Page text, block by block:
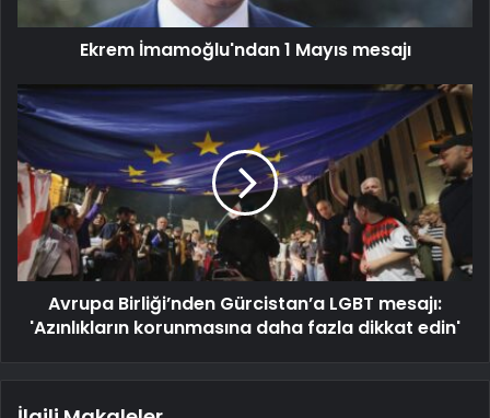
Ekrem İmamoğlu'ndan 1 Mayıs mesajı
Avrupa Birliği’nden Gürcistan’a LGBT mesajı:
'Azınlıkların korunmasına daha fazla dikkat edin'